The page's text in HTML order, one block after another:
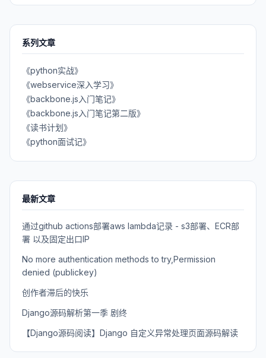
系列文章
《python实战》
《webservice深入学习》
《backbone.js入门笔记》
《backbone.js入门笔记第二版》
《读书计划》
《python面试记》
最新文章
通过github actions部署aws lambda记录 - s3部署、ECR部
署 以及固定出口IP
No more authentication methods to try,Permission
denied (publickey)
创作者滞后的快乐
Django源码解析第一季 剧终
【Django源码阅读】Django 自定义异常处理页面源码解读